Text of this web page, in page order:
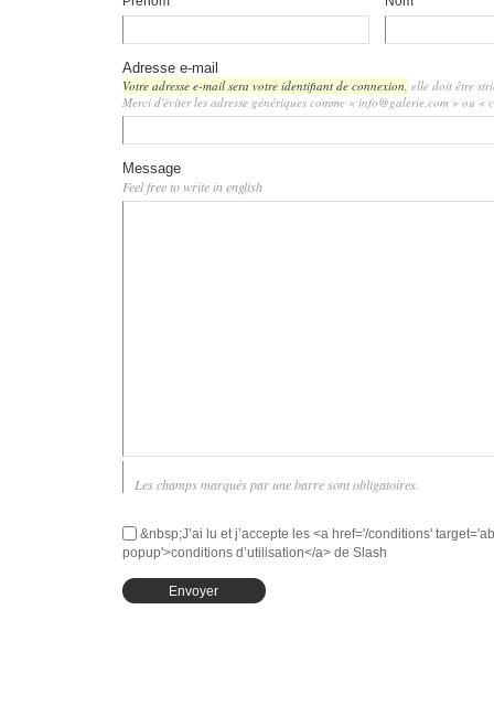
Adresse e-mail
Votre adresse e-mail sera votre identifiant de connexion, elle doit être
Merci d'éviter les adresse génériques comme « info@galerie.com » ou «
Message
Feel free to write in english
Les champs marqués par une barre sont obligatoires.
&nbsp;J’ai lu et j’accepte les <a href='/conditions'
popup'>conditions d’utilisation</a> de Slash